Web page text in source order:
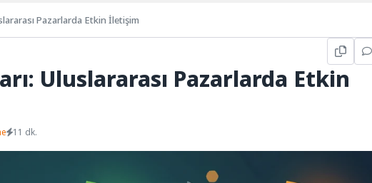
Pazarlarda Etkin İletişim
Uluslararası Pazarlarda Etkin
11 dk.